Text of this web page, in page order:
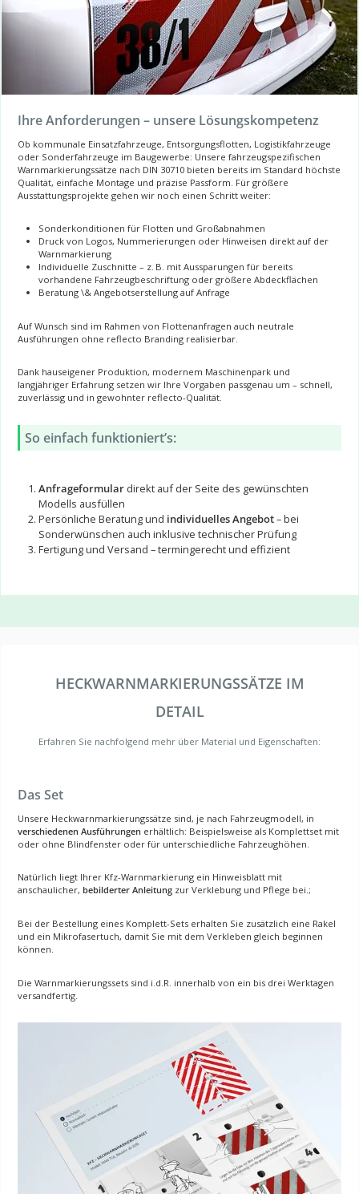
Ihre Anforderungen – unsere Lösungskompetenz
Ob kommunale Einsatzfahrzeuge, Entsorgungsflotten, Logistikfahrzeuge
oder Sonderfahrzeuge im Baugewerbe: Unsere fahrzeugspezifischen
Warnmarkierungssätze nach DIN 30710 bieten bereits im Standard höchste
Qualität, einfache Montage und präzise Passform. Für größere
Ausstattungsprojekte gehen wir noch einen Schritt weiter:
Sonderkonditionen für Flotten und Großabnahmen
Druck von Logos, Nummerierungen oder Hinweisen direkt auf der
Warnmarkierung
Individuelle Zuschnitte – z. B. mit Aussparungen für bereits
vorhandene Fahrzeugbeschriftung oder größere Abdeckflächen
Beratung \& Angebotserstellung auf Anfrage
Auf Wunsch sind im Rahmen von Flottenanfragen auch neutrale
Ausführungen ohne reflecto Branding realisierbar.
Dank hauseigener Produktion, modernem Maschinenpark und
langjähriger Erfahrung setzen wir Ihre Vorgaben passgenau um – schnell,
zuverlässig und in gewohnter reflecto-Qualität.
So einfach funktioniert’s:
Anfrageformulardirekt auf der Seite des gewünschten
Modells ausfüllen
Persönliche Beratung und individuelles Angebot– bei
Sonderwünschen auch inklusive technischer Prüfung
Fertigung und Versand – termingerecht und effizient
HECKWARNMARKIERUNGSSÄTZE IM
DETAIL
Erfahren Sie nachfolgend mehr über Material und Eigenschaften:
Das Set
Unsere Heckwarnmarkierungssätze sind, je nach Fahrzeugmodell, in
verschiedenen Ausführungen erhältlich: Beispielsweise als Komplettset mit
oder ohne Blindfenster oder für unterschiedliche Fahrzeughöhen.
Natürlich liegt Ihrer Kfz-Warnmarkierung ein Hinweisblatt mit
anschaulicher, bebilderter Anleitung zur Verklebung und Pflege bei.;
Bei der Bestellung eines Komplett-Sets erhalten Sie zusätzlich eine Rakel
und ein Mikrofasertuch, damit Sie mit dem Verkleben gleich beginnen
können.
Die Warnmarkierungssets sind i.d.R. innerhalb von ein bis drei Werktagen
versandfertig.